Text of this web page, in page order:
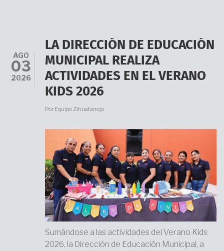
EXPOSICIÓN
“SIRENAS
DE
ZIHUATANEJO”
AGO
03
2026
LA DIRECCIÓN DE EDUCACIÓN
MUNICIPAL REALIZA
ACTIVIDADES EN EL VERANO
KIDS 2026
Por Equipo Zihuatanejo
Sumándose a las actividades del Verano Kids
2026, la Dirección de Educación Municipal, a